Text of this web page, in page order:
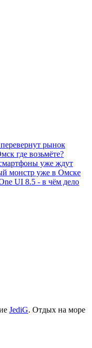
рынок
где возьмёте?
уже ждут
монстр уже в Омске
UI 8.5 - в чём дело
JediG. Отдых на море